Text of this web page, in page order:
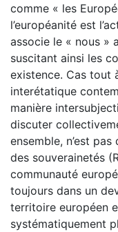
comme « les
l’européanité est
associe le « nous »
suscitant ainsi les
existence. Cas tout
interétatique
manière
discuter
ensemble, n’est
des souverainetés
communauté
toujours dans un
territoire européen
systématiquement